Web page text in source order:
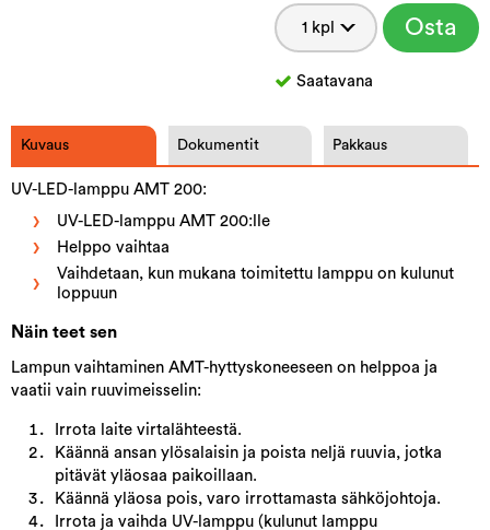
Osta
Saatavana
Kuvaus Dokumentit Pakkaus
UV-LED-lamppu AMT 200:
UV-LED-lamppu AMT 200:lle
Helppo vaihtaa
Vaihdetaan, kun mukana toimitettu lamppu on kulunut
loppuun
Näin teet sen
Lampun vaihtaminen AMT-hyttyskoneeseen on helppoa ja
vaatii vain ruuvimeisselin:
Irrota laite virtalähteestä.
Käännä ansan ylösalaisin ja poista neljä ruuvia, jotka
pitävät yläosaa paikoillaan.
Käännä yläosa pois, varo irrottamasta sähköjohtoja.
Irrota ja vaihda UV-lamppu (kulunut lamppu